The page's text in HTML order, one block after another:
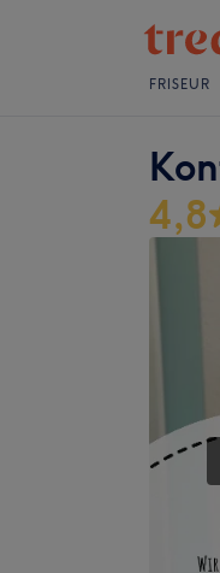
FRISEUR
4,8